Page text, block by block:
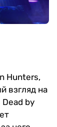
Hunters,
взгляд на
by